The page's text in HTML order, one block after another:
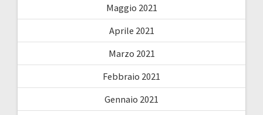
Maggio 2021
Aprile 2021
Marzo 2021
Febbraio 2021
Gennaio 2021